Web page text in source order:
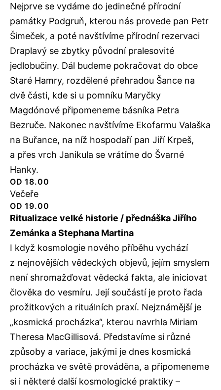
Nejprve se vydáme do jedinečné přírodní
památky Podgruň, kterou nás provede pan Petr
Šimeček, a poté navštívíme přírodní rezervaci
Draplavý se zbytky původní pralesovité
jedlobučiny. Dál budeme pokračovat do obce
Staré Hamry, rozdělené přehradou Šance na
dvě části, kde si u pomníku Maryčky
Magdónové připomeneme básníka Petra
Bezruče. Nakonec navštívíme Ekofarmu Valaška
na Buřance, na níž hospodaří pan Jiří Krpeš,
a přes vrch Janikula se vrátíme do Švarné
Hanky.
OD 18.00
Večeře
OD 19.00
Ritualizace velké historie / přednáška Jiřího
Zemánka a Stephana Martina
I když kosmologie nového příběhu vychází
z nejnovějších vědeckých objevů, jejím smyslem
není shromažďovat vědecká fakta, ale iniciovat
člověka do vesmíru. Její součástí je proto řada
prožitkových a rituálních praxí. Nejznámější je
„kosmická procházka“, kterou navrhla Miriam
Theresa MacGillisová. Představíme si různé
způsoby a variace, jakými je dnes kosmická
procházka ve světě prováděna, a připomeneme
si i některé další kosmologické praktiky –